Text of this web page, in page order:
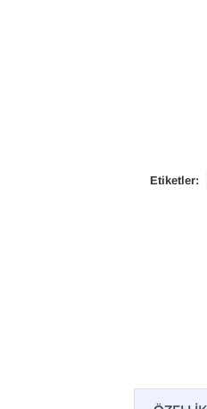
Etiketler: